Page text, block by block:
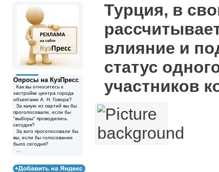
Опросы на КузПресс
Как вы относитесь к
застройке центра города
объектами А. Н. Говора?
За какую из партий вы бы
проголосовали, если бы
"выборы" проводились
сегодня?
За кого проголосовали бы
вы, если бы голосование
было сегодня?
Турция, в
влияние и
статус
участников